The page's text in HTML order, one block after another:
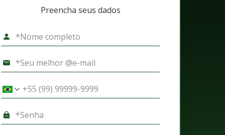
Preencha seus dados